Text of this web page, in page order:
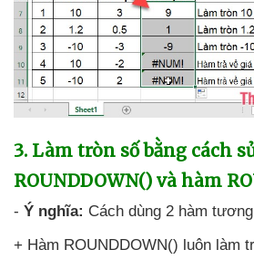
3. Làm tròn số bằng cách
ROUNDDOWN() và hàm
- Ý nghĩa: Cách dùng 2 hàm
+ Hàm ROUNDDOWN() luôn làm